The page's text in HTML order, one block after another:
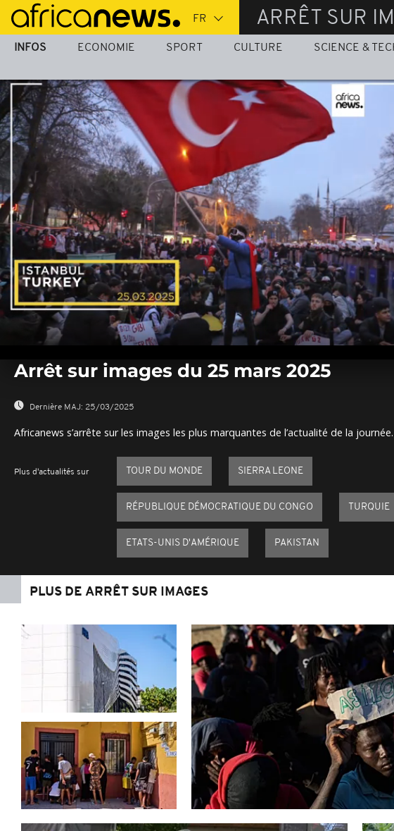
Passer
au
contenu
ARRÊT SUR
INFOS ECONOMIE SPORT CULTURE SCIENCE &
seconds
0%
Arrêt sur images du 25 mars 2025
Dernière MAJ: 25/03/2025
Africanews s’arrête sur les images les plus marquantes de l’actualité de la journée.
Plus d'actualités sur TOUR DU MONDE SIERRA LEONE
RÉPUBLIQUE DÉMOCRATIQUE DU CONGO TURQUIE
ETATS-UNIS D'AMÉRIQUE PAKISTAN
PLUS DE ARRÊT SUR IMAGES